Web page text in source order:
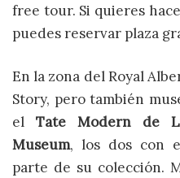
free tour. Si quieres
puedes reservar plaza
En la zona del Royal
Story, pero también
el Tate Modern de
Museum, los dos con
parte de su colección.